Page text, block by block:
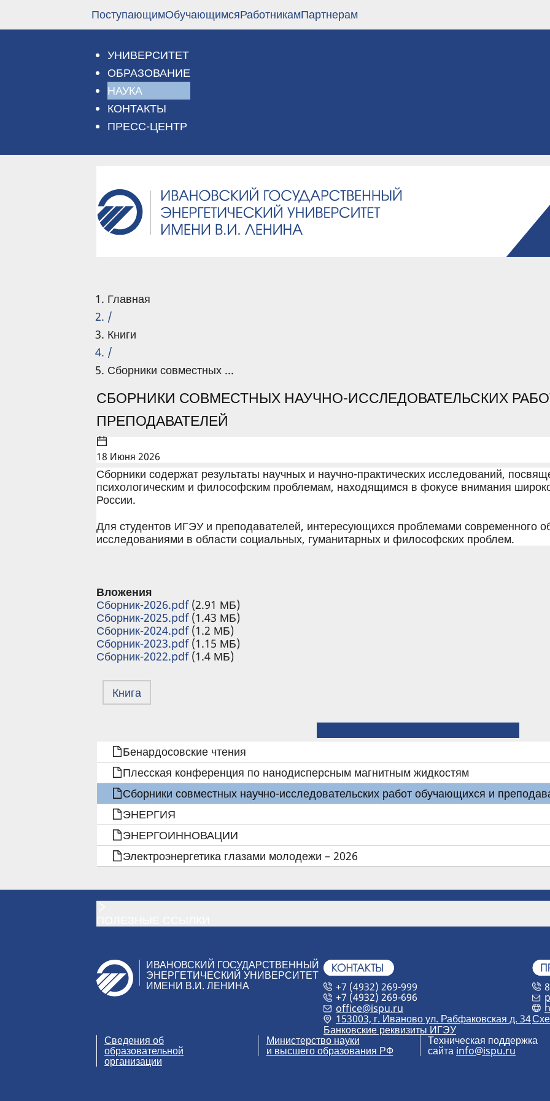
основному
ПоступающимОбучающимсяРаботникамПартнерам
УНИВЕРСИТЕТ
ОБРАЗОВАНИЕ
НАУКА
КОНТАКТЫ
ПРЕСС-ЦЕНТР
Главная
/
Книги
/
Сборники совместных ...
СБОРНИКИ СОВМЕСТНЫХ НАУЧНО-ИССЛЕДОВАТЕЛЬСКИХ
ПРЕПОДАВАТЕЛЕЙ
18 Июня 2026
Сборники содержат результаты научных и научно-практических исследований,
психологическим и философским проблемам, находящимся в фокусе внимания
России.
Для студентов ИГЭУ и преподавателей, интересующихся проблемами современного
исследованиями в области социальных, гуманитарных и философских проблем.
Вложения
Сборник-2026.pdf (2.91 МБ)
Сборник-2025.pdf (1.43 МБ)
Сборник-2024.pdf (1.2 МБ)
Сборник-2023.pdf (1.15 МБ)
Сборник-2022.pdf (1.4 МБ)
Книга
ССЫЛКИ
КНИГИ
ДЛЯ
СБОРНИКИ
СОВМЕСТНЫХ
НАУЧНО-
ИССЛЕДОВАТЕЛЬСКИХ
РАБОТ
ОБУЧАЮЩИХСЯ
ПРЕПОДАВАТЕЛЕЙ
Бенардосовские чтения
Плесская конференция по нанодисперсным магнитным жидкостям
Сборники совместных научно-исследовательских работ обучающихся и
ЭНЕРГИЯ
ЭНЕРГОИННОВАЦИИ
Электроэнергетика глазами молодежи – 2026
ИВАНОВСКИЙ ГОСУДАРСТВЕННЫЙ
ЭНЕРГЕТИЧЕСКИЙ УНИВЕРСИТЕТ
ИМЕНИ В.И. ЛЕНИНА
+7 (4932) 269-999
+7 (4932) 269-696
office@ispu.ru
153003, г. Иваново ул. Рабфаковская д. 34
Банковские реквизиты ИГЭУ
Сведения об
образовательной
организации
Министерство науки
и высшего образования РФ
Техническая поддержка
сайта info@ispu.ru